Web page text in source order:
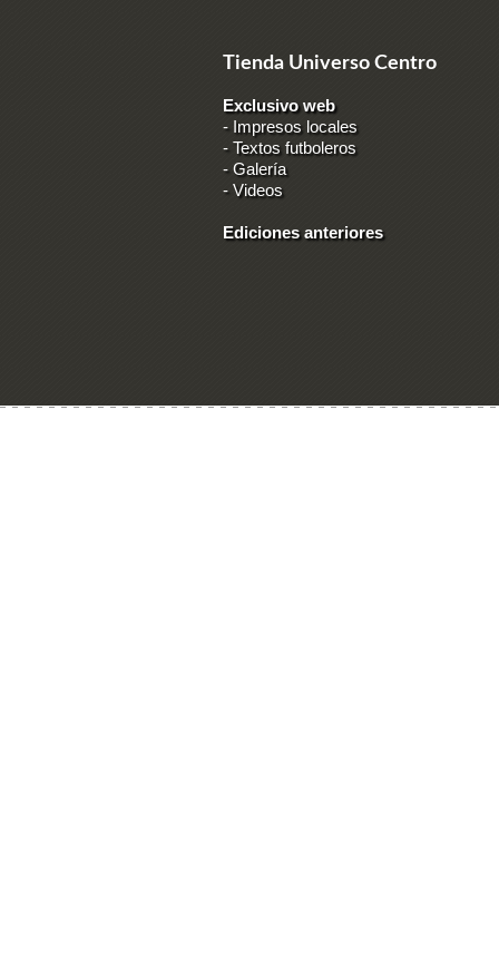
Tienda Universo Centro
Exclusivo web
- Impresos locales
- Textos futboleros
-Galería
-Videos
Ediciones anteriores